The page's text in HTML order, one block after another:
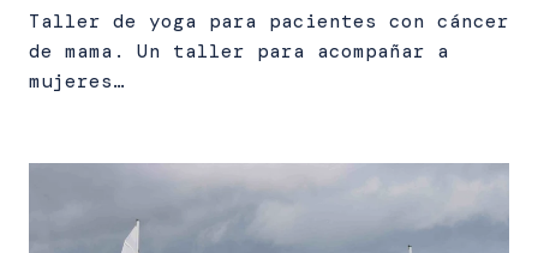
Taller de yoga para pacientes con cáncer
de mama. Un taller para acompañar a
mujeres…